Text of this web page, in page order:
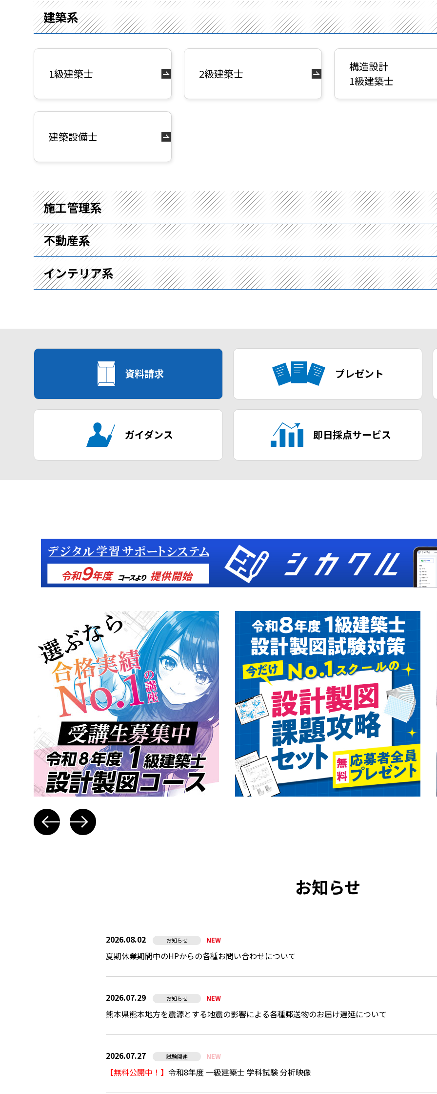
建築系
1級建築士 2級建築士
構造設計
1級建築士
建築設備士
施工管理系
不動産系
インテリア系
資料請求 プレゼント
ガイダンス 即日採点サービス
お知らせ
2026.08.02 お知らせ NEW
夏期休業期間中のHPからの各種お問い合わせについて
2026.07.29 お知らせ NEW
熊本県熊本地方を震源とする地震の影響による各種郵送物のお届け遅延について
2026.07.27 試験関連 NEW
【無料公開中！】 令和8年度 一級建築士 学科試験 分析映像